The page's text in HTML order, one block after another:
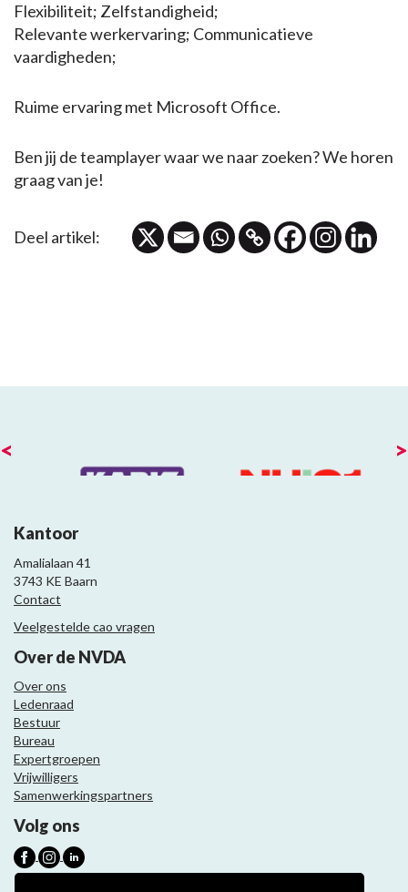
Flexibiliteit; Zelfstandigheid;
Relevante werkervaring; Communicatieve
vaardigheden;
Ruime ervaring met Microsoft Office.
Ben jij de teamplayer waar we naar zoeken? We horen
graag van je!
Deel artikel:
< >
Kantoor
Amalialaan 41
3743 KE Baarn
Contact
Veelgestelde cao vragen
Over de NVDA
Over ons
Ledenraad
Bestuur
Bureau
Expertgroepen
Vrijwilligers
Samenwerkingspartners
Volg ons